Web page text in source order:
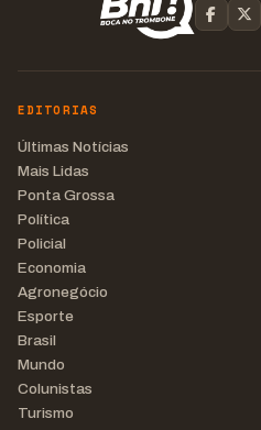
EDITORIAS
Últimas Notícias
Mais Lidas
Ponta Grossa
Política
Policial
Economia
Agronegócio
Esporte
Brasil
Mundo
Colunistas
Turismo